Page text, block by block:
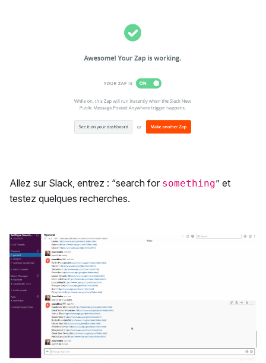
Allez sur Slack, entrez : “search for something” et
testez quelques recherches.